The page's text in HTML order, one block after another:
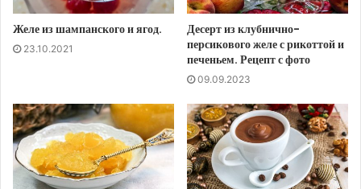
Желе из шампанского и ягод.
23.10.2021
Десерт из клубнично-
персикового желе с рикоттой и
печеньем. Рецепт с фото
09.09.2023